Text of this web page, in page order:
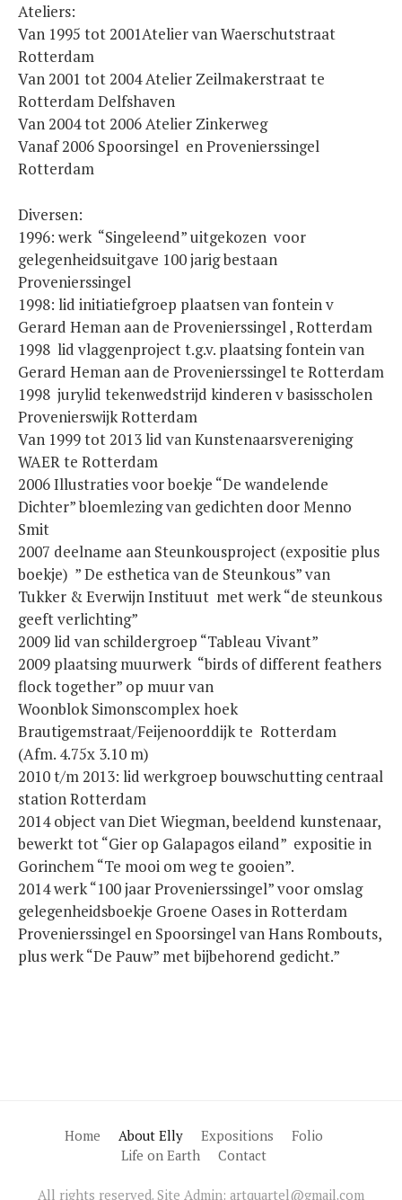
Ateliers:
Van 1995 tot 2001Atelier van Waerschutstraat
Rotterdam
Van 2001 tot 2004 Atelier Zeilmakerstraat te
Rotterdam Delfshaven
Van 2004 tot 2006 Atelier Zinkerweg
Vanaf 2006 Spoorsingel en Provenierssingel
Rotterdam
Diversen:
1996: werk “Singeleend” uitgekozen voor
gelegenheidsuitgave 100 jarig bestaan
Provenierssingel
1998: lid initiatiefgroep plaatsen van fontein v
Gerard Heman aan de Provenierssingel , Rotterdam
1998 lid vlaggenproject t.g.v. plaatsing fontein van
Gerard Heman aan de Provenierssingel te Rotterdam
1998 jurylid tekenwedstrijd kinderen v basisscholen
Provenierswijk Rotterdam
Van 1999 tot 2013 lid van Kunstenaarsvereniging
WAER te Rotterdam
2006 Illustraties voor boekje “De wandelende
Dichter” bloemlezing van gedichten door Menno
Smit
2007 deelname aan Steunkousproject (expositie plus
boekje) ” De esthetica van de Steunkous” van
Tukker & Everwijn Instituut met werk “de steunkous
geeft verlichting”
2009 lid van schildergroep “Tableau Vivant”
2009 plaatsing muurwerk “birds of different feathers
flock together” op muur van
Woonblok Simonscomplex hoek
Brautigemstraat/Feijenoorddijk te Rotterdam
(Afm. 4.75x 3.10 m)
2010 t/m 2013: lid werkgroep bouwschutting centraal
station Rotterdam
2014 object van Diet Wiegman, beeldend kunstenaar,
bewerkt tot “Gier op Galapagos eiland” expositie in
Gorinchem “Te mooi om weg te gooien”.
2014 werk “100 jaar Provenierssingel” voor omslag
gelegenheidsboekje Groene Oases in Rotterdam
Provenierssingel en Spoorsingel van Hans Rombouts,
plus werk “De Pauw” met bijbehorend gedicht.”
Home About Elly Expositions
Folio
Life on Earth
Contact
All rights reserved. Site Admin: artquartel@gmail.com